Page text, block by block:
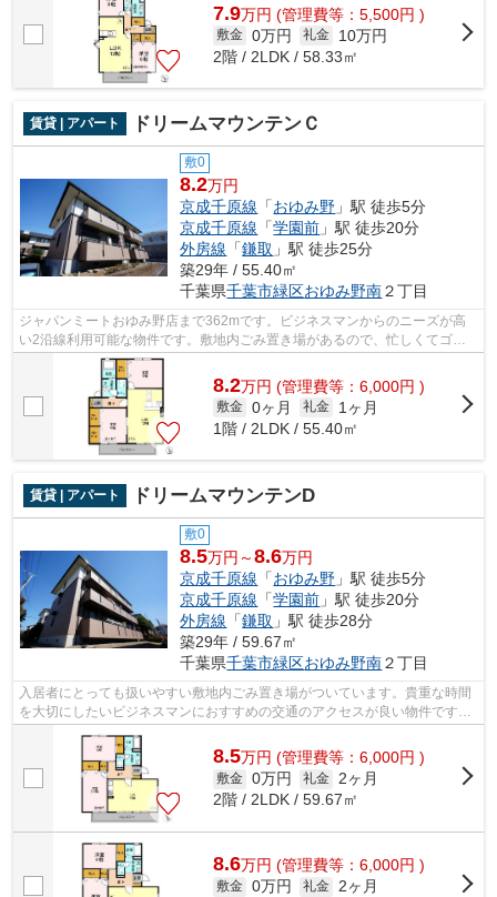
7.9万円 (管理費等：5,500円 )
敷金 0万円 礼金
10万円
2階 / 2LDK / 58.33㎡
賃貸 | アパート ドリームマウンテンＣ
敷0
8.2万円
京成千原線 「おゆみ野 」駅 徒歩5分
京成千原線 「学園前 」駅 徒歩20分
外房線 「鎌取 」駅 徒歩25分
築29年 / 55.40㎡
千葉県千葉市緑区おゆみ野南２丁目
ジャパンミートおゆみ野店まで362mです。ビジネスマンからのニーズが高
い2沿線利用可能な物件です。敷地内ごみ置き場があるので、忙しくてゴミ
を出す時間がないという方も安心です。使...
8.2万円 (管理費等：6,000円 )
敷金 0ヶ月 礼金
1ヶ月
1階 / 2LDK / 55.40㎡
賃貸 | アパート ドリームマウンテンD
敷0
8.5万円～8.6万円
京成千原線 「おゆみ野 」駅 徒歩5分
京成千原線 「学園前 」駅 徒歩20分
外房線 「鎌取 」駅 徒歩28分
築29年 / 59.67㎡
千葉県千葉市緑区おゆみ野南２丁目
入居者にとっても扱いやすい敷地内ごみ置き場がついています。貴重な時間
を大切にしたいビジネスマンにおすすめの交通のアクセスが良い物件です。
駅まで徒歩5分の立地が魅力的な、利便...
8.5万円 (管理費等：6,000円 )
敷金 0万円 礼金 2ヶ月
2階 / 2LDK / 59.67㎡
8.6万円 (管理費等：6,000円 )
敷金 0万円 礼金 2ヶ月